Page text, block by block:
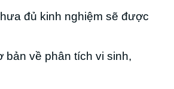
đủ kinh nghiệm sẽ được
bản về phân tích vi sinh,